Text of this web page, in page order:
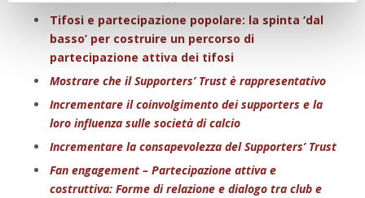
Tifosi e partecipazione popolare: la spinta ‘dal
basso’ per costruire un percorso di
partecipazione attiva dei tifosi
Mostrare che il Supporters’ Trust è rappresentativo
Incrementare il coinvolgimento dei supporters e la
loro influenza sulle società di calcio
Incrementare la consapevolezza del Supporters’ Trust
Fan engagement – Partecipazione attiva e
costruttiva: Forme di relazione e dialogo tra club e